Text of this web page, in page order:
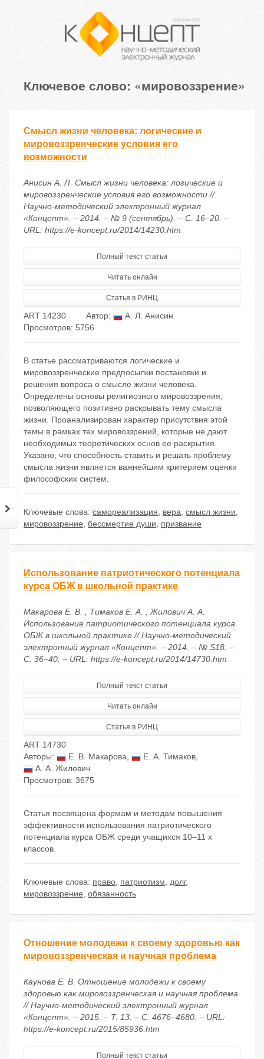
Ключевое слово: «мировоззрение»
Смысл жизни человека: логические и
мировоззренческие условия его
возможности
Анисин А. Л. Смысл жизни человека: логические и
мировоззренческие условия его возможности //
Научно-методический электронный журнал
«Концепт». – 2014. – № 9 (сентябрь). – С. 16–20. –
URL: https://e-koncept.ru/2014/14230.htm
Полный текст статьи
Читать онлайн
Статья в РИНЦ
ART 14230 Автор:
А. Л. Анисин
Просмотров: 5756
В статье рассматриваются логические и
мировоззренческие предпосылки постановки и
решения вопроса о смысле жизни человека.
Определены основы религиозного мировоззрения,
позволяющего позитивно раскрывать тему смысла
жизни. Проанализирован характер присутствия этой
темы в рамках тех мировоззрений, которые не дают
необходимых теоретических основ ее раскрытия.
Указано, что способность ставить и решать проблему
смысла жизни является важнейшим критерием оценки
философских систем.
Ключевые слова: самореализация, вера, смысл жизни,
мировоззрение, бессмертие души, призвание
Использование патриотического потенциала
курса ОБЖ в школьной практике
Макарова Е. В. , Тимаков Е. А. , Жилович А. А.
Использование патриотического потенциала курса
ОБЖ в школьной практике // Научно-методический
электронный журнал «Концепт». – 2014. – № S18. –
С. 36–40. – URL: https://e-koncept.ru/2014/14730.htm
Полный текст статьи
Читать онлайн
Статья в РИНЦ
ART 14730
Авторы:
Е. В. Макарова, Е. А. Тимаков,
А. А. Жилович
Просмотров: 3675
Статья посвящена формам и методам повышения
эффективности использования патриотического
потенциала курса ОБЖ среди учащихся 10–11 х
классов.
Ключевые слова: право, патриотизм, долг,
мировоззрение, обязанность
Отношение молодежи к своему здоровью как
мировоззренческая и научная проблема
Каунова Е. В. Отношение молодежи к своему
здоровью как мировоззренческая и научная проблема
// Научно-методический электронный журнал
«Концепт». – 2015. – Т. 13. – С. 4676–4680. – URL:
https://e-koncept.ru/2015/85936.htm
Полный текст статьи